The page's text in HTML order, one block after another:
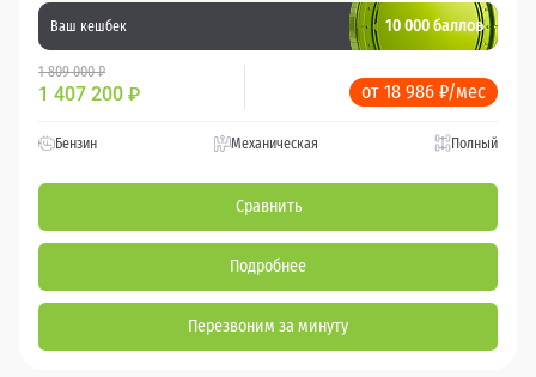
Ваш кешбек 10 000 баллов
1 809 000 ₽
1 407 200 ₽ от 18 986 ₽/мес
Бензин Механическая Полный
Сравнить
Подробнее
Перезвоним за минуту